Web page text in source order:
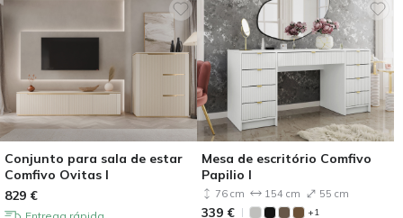
Conjunto para sala de estar
Comfivo Ovitas I
829 €
Mesa de escritório Comfivo
Papilio I
76 cm 154 cm 55 cm
339 € +1